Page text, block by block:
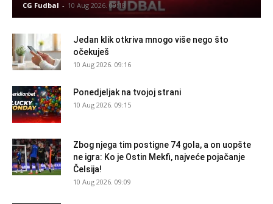
CG Fudbal - 10 Aug 2026. 09:18
Jedan klik otkriva mnogo više nego što
očekuješ
10 Aug 2026. 09:16
Ponedjeljak na tvojoj strani
10 Aug 2026. 09:15
Zbog njega tim postigne 74 gola, a on uopšte
ne igra: Ko je Ostin Mekfi, najveće pojačanje
Čelsija!
10 Aug 2026. 09:09